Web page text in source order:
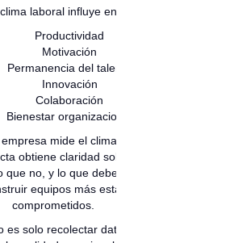
laboral influye en:
Productividad
Motivación
Permanencia del talento
Innovación
Colaboración
Bienestar organizacional
mide el clima laboral de
obtiene claridad sobre lo que
que no, y lo que debe cambiar
equipos más estables y
comprometidos.
es solo recolectar datos; es